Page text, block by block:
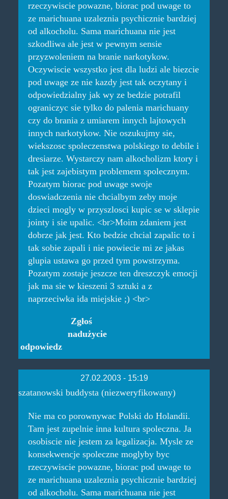
rzeczywiscie powazne, biorac pod uwage to
ze marichuana uzaleznia psychicznie bardziej
od alkocholu. Sama marichuana nie jest
szkodliwa ale jest w pewnym sensie
przyzwoleniem na branie narkotykow.
Oczywiscie wszystko jest dla ludzi ale biezcie
pod uwage ze nie kazdy jest tak oczytany i
odpowiedzialny jak wy ze bedzie potrafil
ograniczyc sie tylko do palenia marichuany
czy do brania z umiarem innych lajtowych
innych narkotykow. Nie oszukujmy sie,
wiekszosc spoleczenstwa polskiego to debile i
dresiarze. Wystarczy nam alkocholizm ktory i
tak jest zajebistym problemem spolecznym.
Pozatym biorac pod uwage swoje
doswiadczenia nie chcialbym zeby moje
dzieci mogly w przyszlosci kupic se w sklepie
jointy i sie upalic. <br>Moim zdaniem jest
dobrze jak jest. Kto bedzie chcial zapalic to i
tak sobie zapali i nie powiecie mi ze jakas
glupia ustawa go przed tym powstrzyma.
Pozatym zostaje jeszcze ten dreszczyk emocji
jak ma sie w kieszeni 3 sztuki a z
naprzeciwka ida miejskie ;) <br>
odpowiedz
Zgłoś
nadużycie
27.02.2003 - 15:19
szatanowski buddysta (niezweryfikowany)
Nie ma co porownywac Polski do Holandii.
Tam jest zupelnie inna kultura spoleczna. Ja
osobiscie nie jestem za legalizacja. Mysle ze
konsekwencje spoleczne moglyby byc
rzeczywiscie powazne, biorac pod uwage to
ze marichuana uzaleznia psychicznie bardziej
od alkocholu. Sama marichuana nie jest